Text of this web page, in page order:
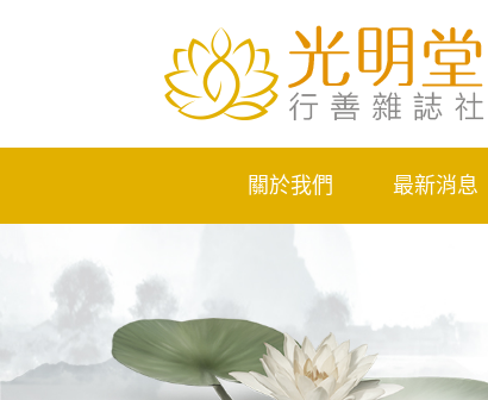
關於我們 最新消息